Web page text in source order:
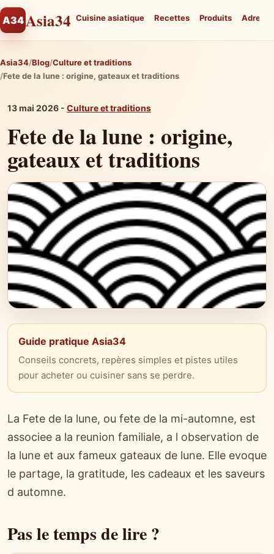
A34Asia34 Cuisine asiatique Recettes Produits
Asia34 Blog Culture et traditions
Fete de la lune : origine, gateaux et traditions
13 mai 2026 - Culture et traditions
Fete de la lune : origine,
gateaux et traditions
Guide pratique Asia34
Conseils concrets, repères simples et pistes utiles
pour acheter ou cuisiner sans se perdre.
La Fete de la lune, ou fete de la mi-automne, est
associee a la reunion familiale, a l observation de
la lune et aux fameux gateaux de lune. Elle evoque
le partage, la gratitude, les cadeaux et les saveurs
d automne.
Pas le temps de lire ?